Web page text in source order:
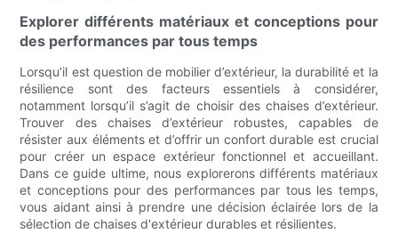
Explorer différents matériaux et conceptions pour
des performances par tous temps
Lorsqu’il est question de mobilier d’extérieur, la durabilité et la
résilience sont des facteurs essentiels à considérer,
notamment lorsqu’il s’agit de choisir des chaises d’extérieur.
Trouver des chaises d’extérieur robustes, capables de
résister aux éléments et d’offrir un confort durable est crucial
pour créer un espace extérieur fonctionnel et accueillant.
Dans ce guide ultime, nous explorerons différents matériaux
et conceptions pour des performances par tous les temps,
vous aidant ainsi à prendre une décision éclairée lors de la
sélection de chaises d'extérieur durables et résilientes.